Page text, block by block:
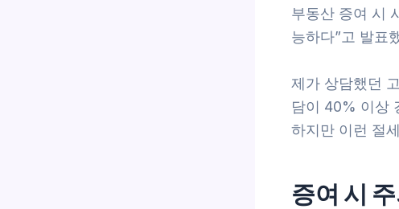
부동산 증여 시
능하다”고 발표
제가 상담했던
담이 40% 이상
하지만 이런 절
증여 시